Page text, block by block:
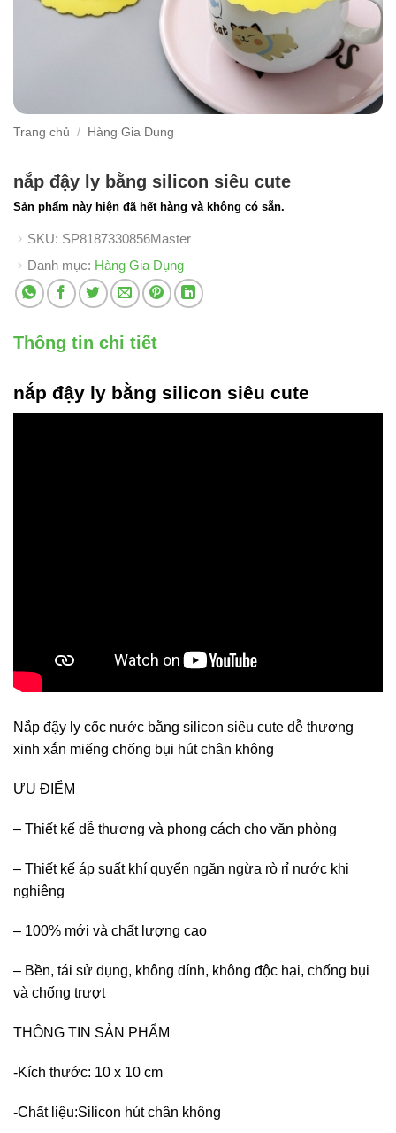
Trang chủ / Hàng Gia Dụng
nắp đậy ly bằng silicon siêu cute
Sản phẩm này hiện đã hết hàng và không có sẵn.
SKU: SP8187330856Master
Danh mục: Hàng Gia Dụng
Thông tin chi tiết
nắp đậy ly bằng silicon siêu cute
Nắp đậy ly cốc nước bằng silicon siêu cute dễ thương
xinh xắn miếng chống bụi hút chân không
ƯU ĐIỂM
– Thiết kế dễ thương và phong cách cho văn phòng
– Thiết kế áp suất khí quyển ngăn ngừa rò rỉ nước khi
nghiêng
– 100% mới và chất lượng cao
– Bền, tái sử dụng, không dính, không độc hại, chống bụi
và chống trượt
THÔNG TIN SẢN PHẨM
-Kích thước: 10 x 10 cm
-Chất liệu:Silicon hút chân không